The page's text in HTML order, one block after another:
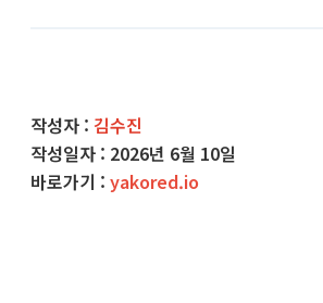
작성자 : 김수진
작성일자 : 2026년 6월 10일
바로가기 : yakored.io